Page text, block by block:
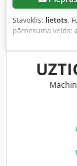
Stāvoklis: lietots,
pārnesuma veids:
,
4x2, pirmā
Aprīkojums: